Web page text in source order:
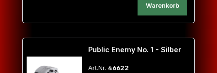
Warenkorb
Public Enemy No. 1 - Silber
Art.Nr. 46622